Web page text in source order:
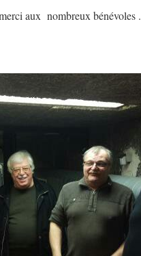
aux nombreux bénévoles .